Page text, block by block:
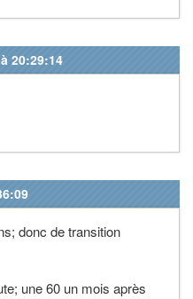
20:29:14
donc de transition
une 60 un mois après